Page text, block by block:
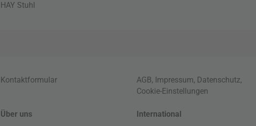
HAY Stuhl
Kontaktformular AGB, Impressum, Datenschutz,
Cookie-Einstellungen
Über uns International